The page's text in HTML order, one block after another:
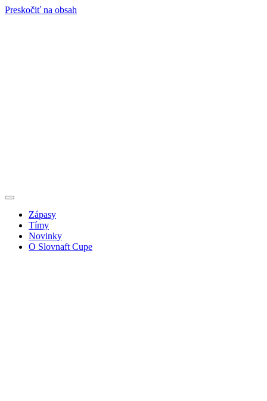
Preskočiť na obsah
Zápasy
Tímy
Novinky
O Slovnaft Cupe